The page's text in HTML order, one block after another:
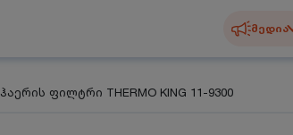
მედია
ჰაერის ფილტრი THERMO KING 11-9300